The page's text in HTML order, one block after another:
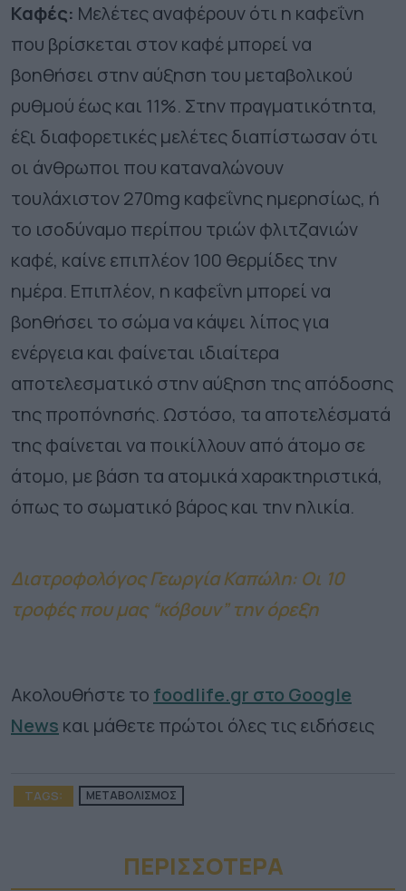
Καφές: Μελέτες αναφέρουν ότι η καφεΐνη
που βρίσκεται στον καφέ μπορεί να
βοηθήσει στην αύξηση του μεταβολικού
ρυθμού έως και 11%. Στην πραγματικότητα,
έξι διαφορετικές μελέτες διαπίστωσαν ότι
οι άνθρωποι που καταναλώνουν
τουλάχιστον 270mg καφεΐνης ημερησίως, ή
το ισοδύναμο περίπου τριών φλιτζανιών
καφέ, καίνε επιπλέον 100 θερμίδες την
ημέρα. Επιπλέον, η καφεΐνη μπορεί να
βοηθήσει το σώμα να κάψει λίπος για
ενέργεια και φαίνεται ιδιαίτερα
αποτελεσματικό στην αύξηση της απόδοσης
της προπόνησής. Ωστόσο, τα αποτελέσματά
της φαίνεται να ποικίλλουν από άτομο σε
άτομο, με βάση τα ατομικά χαρακτηριστικά,
όπως το σωματικό βάρος και την ηλικία.
Διατροφολόγος Γεωργία Καπώλη: Οι 10
τροφές που μας “κόβουν” την όρεξη
Ακολουθήστε το foodlife.gr στο Google
News και μάθετε πρώτοι όλες τις ειδήσεις
TAGS: ΜΕΤΑΒΟΛΙΣΜΟΣ
ΠΕΡΙΣΣΟΤΕΡA